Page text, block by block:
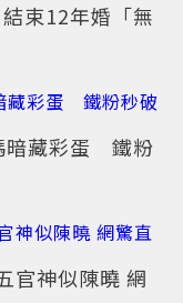
束12年婚「無
暗藏彩蛋 鐵粉
官神似陳曉 網